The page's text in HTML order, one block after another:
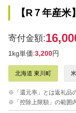
【R７年産
寄付金額:
1kg単価:3,200円
北海道 東川町
※「還元率」とは返礼品
※「控除上限額」の範囲